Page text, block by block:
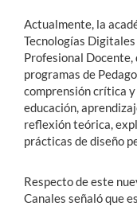
Actualmente, la
Tecnologías
Profesional
programas de
comprensión crítica
educación,
reflexión teórica,
prácticas de diseño
Respecto de este
Canales señaló que